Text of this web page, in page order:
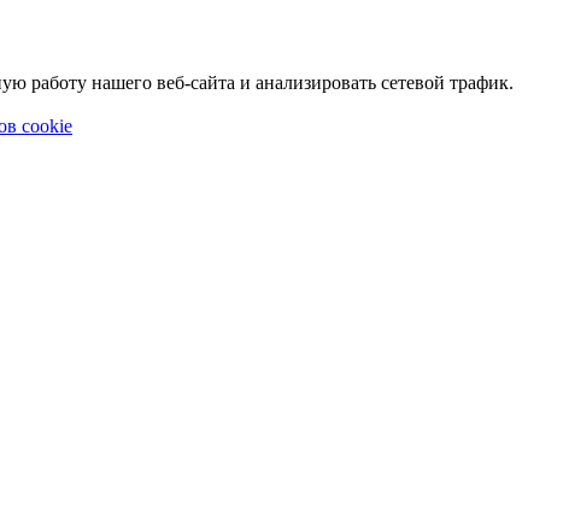
работу нашего веб-сайта и анализировать сетевой трафик.
cookie